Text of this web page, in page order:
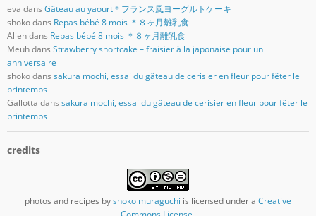
eva dans Gâteau au yaourt＊フランス風ヨーグルトケーキ
shokodans Repas bébé 8 mois ＊８ヶ月離乳食
Aliendans Repas bébé 8 mois ＊８ヶ月離乳食
Meuhdans Strawberry shortcake – fraisier à la japonaise pour un
anniversaire
shokodans sakura mochi, essai du gâteau de cerisier en fleur pour fêter le
printemps
Gallotta dans sakura mochi, essai du gâteau de cerisier en fleur pour fêter le
printemps
credits
photos and recipes byshoko muraguchi is licensed under a Creative